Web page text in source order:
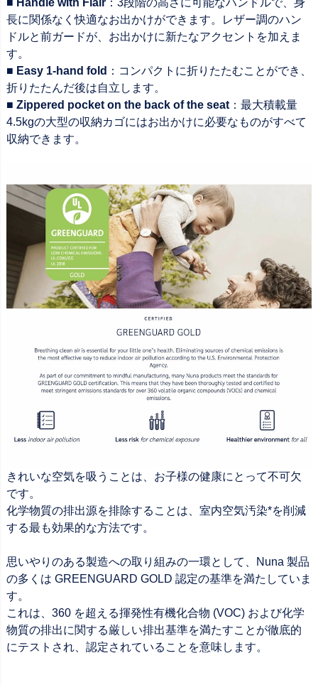
長に関係なく快適なお出かけができます。レザー調のハン
ドルと前ガードが、お出かけに新たなアクセントを加えま
す。
■ Easy 1-hand fold ：コンパクトに折りたたむことができ、
折りたたんだ後は自立します。
■ Zippered pocket on the back of the seat：最大積載量
4.5kgの大型の収納カゴにはお出かけに必要なものがすべて
収納できます。
きれいな空気を吸うことは、お子様の健康にとって不可欠
です。
化学物質の排出源を排除することは、室内空気汚染*を削減
する最も効果的な方法です。
思いやりのある製造への取り組みの一環として、Nuna 製品
の多くは GREENGUARD GOLD 認定の基準を満たしていま
す。
これは、360 を超える揮発性有機化合物 (VOC) および化学
物質の排出に関する厳しい排出基準を満たすことが徹底的
にテストされ、認定されていることを意味します。